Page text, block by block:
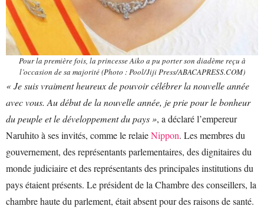
Pour la première fois, la princesse Aiko a pu porter son diadème reçu à
l’occasion de sa majorité (Photo : Pool/Jiji Press/ABACAPRESS.COM)
« Je suis vraiment heureux de pouvoir célébrer la nouvelle année
avec vous. Au début de la nouvelle année, je prie pour le bonheur
du peuple et le développement du pays », a déclaré l’empereur
Naruhito à ses invités, comme le relaieNippon. Les membres du
gouvernement, des représentants parlementaires, des dignitaires du
monde judiciaire et des représentants des principales institutions du
pays étaient présents. Le président de la Chambre des conseillers, la
chambre haute du parlement, était absent pour des raisons de santé.